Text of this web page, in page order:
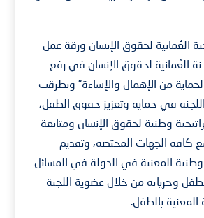
العُمانية لحقوق الإنسان ورقة عمل
العُمانية لحقوق الإنسان في رفع
من الإهمال والإساءة” وتطرقت
في حماية وتعزيز حقوق الطفل،
وطنية لحقوق الإنسان ومتابعة
كافة الجهات المختصة، وتقديم
المعنية في الدولة في المسائل
وحرياته من خلال عضوية اللجنة
بالطفل.